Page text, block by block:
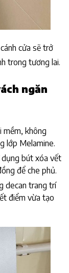
cửa sẽ trở
trong tương lai.
ngăn
mềm, không
lớp Melamine.
dụng bút xóa vết
để che phủ.
decan trang trí
điểm vừa tạo